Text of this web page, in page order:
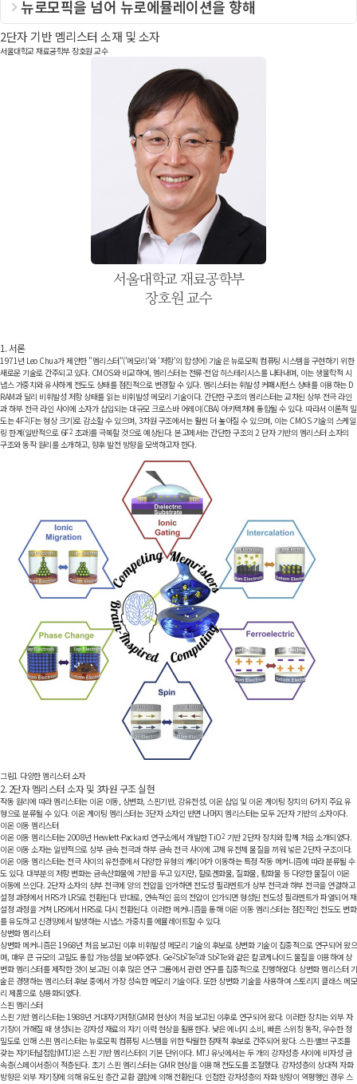
뉴로모픽을 넘어 뉴로에뮬레이션을 향해
2단자 기반 멤리스터 소재 및 소자
서울대학교 재료공학부 장호원 교수
서울대학교 재료공학부
장호원 교수
1. 서론
1971년 Leo Chua가 제안한 "멤리스터"('메모리'와 '저항'의 합성어) 기술은 뉴로모픽 컴퓨팅 시스템을 구현하기 위한
새로운 기술로 간주되고 있다. CMOS와 비교하여, 멤리스터는 전류-전압 히스테리시스를 나타내며, 이는 생물학적 시
냅스 가중치와 유사하게 전도도 상태를 점진적으로 변경할 수 있다. 멤리스터는 휘발성 커패시턴스 상태를 이용하는 D
RAM과 달리 비휘발성 저항 상태를 읽는 비휘발성 메모리 기술이다. 간단한 구조의 멤리스터는 교차된 상부 전극 라인
과 하부 전극 라인 사이에 소자가 삽입되는 대규모 크로스바 어레이(CBA) 아키텍처에 통합될 수 있다. 따라서 이론적 밀
도는 4F2(F는 형상 크기)로 감소할 수 있으며, 3차원 구조에서는 훨씬 더 높아질 수 있으며, 이는 CMOS 기술의 스케일
링 한계(일반적으로 6F2초과)를 극복할 것으로 예상된다. 본고에서는 간단한 구조의 2 단자 기반의 멤리스터 소자의
구조와 동작 원리를 소개하고, 향후 발전 방향을 모색하고자 한다.
그림1 다양한 멤리스터 소자
2. 2단자 멤리스터 소자 및 3차원 구조 실현
작동 원리에 따라 멤리스터는 이온 이동, 상변화, 스핀기반, 강유전성, 이온 삽입 및 이온 게이팅 장치의 6가지 주요 유
형으로 분류될 수 있다. 이온 게이팅 멤리스터는 3단자 소자인 반면 나머지 멤리스터는 모두 2단자 기반의 소자이다.
이온 이동 멤리스터
이온 이동 멤리스터는 2008년 Hewlett-Packard 연구소에서 개발한 TiO2기반 2단자 장치와 함께 처음 소개되었다.
이온 이동 소자는 일반적으로 상부 금속 전극과 하부 금속 전극 사이에 고체 유전체 물질을 끼워 넣은 2단자 구조이다.
이온 이동 멤리스터는 전극 사이의 유전층에서 다양한 유형의 캐리어가 이동하는 특정 작동 메커니즘에 따라 분류될 수
도 있다. 대부분의 저항 변화는 금속산화물에 기반을 두고 있지만, 할로겐화물, 질화물, 황화물 등 다양한 물질이 이온
이동에 쓰인다. 2단자 소자의 상부 전극에 양의 전압을 인가하면 전도성 필라멘트가 상부 전극과 하부 전극을 연결하고
설정 과정에서 HRS가 LRS로 전환된다. 반대로, 연속적인 음의 전압이 인가되면 형성된 전도성 필라멘트가 파열되어 재
설정 과정을 거쳐 LRS에서 HRS로 다시 전환된다. 이러한 메커니즘을 통해 이온 이동 멤리스터는 점진적인 전도도 변화
를 유도하고 신경망에서 발생하는 시냅스 가중치를 에뮬레이트할 수 있다.
상변화 멤리스터
상변화 메커니즘은 1968년 처음 보고된 이후 비휘발성 메모리 기술의 후보로 상변화 기술이 집중적으로 연구되어 왔으
며, 매우 큰 규모의 고밀도 통합 가능성을 보여주었다. Ge2Sb2Te5과 Sb2Te와 같은 칼코게나이드 물질을 이용하여 상
변화 멤리스터를 제작한 것이 보고된 이후 많은 연구 그룹에서 관련 연구를 집중적으로 진행하였다. 상변화 멤리스터 기
술은 경쟁하는 멤리스터 후보 중에서 가장 성숙한 메모리 기술이다. 또한 상변화 기술을 사용하여 스토리지 클래스 메모
리 제품으로 상용화되었다.
스핀 멤리스터
스핀 기반 멤리스터는 1988년 거대자기저항(GMR) 현상이 처음 보고된 이후로 연구되어 왔다. 이러한 장치는 외부 자
기장이 가해질 때 생성되는 강자성 재료의 자기 이력 현상을 활용한다. 낮은 에너지 소비, 빠른 스위칭 동작, 우수한 정
밀도로 인해 스핀 멤리스터는 뉴로모픽 컴퓨팅 시스템을 위한 탁월한 잠재적 후보로 간주되어 왔다. 스핀-밸브 구조를
갖는 자기터널접합(MTJ)은 스핀 기반 멤리스터의 기본 단위이다. MTJ 유닛에서는 두 개의 강자성층 사이에 비자성 금
속층(스페이서층)이 적층된다. 초기 스핀 멤리스터는 GMR 현상을 이용해 전도도를 조절했다. 강자성층의 상대적 자화
방향은 외부 자기장에 의해 유도된 층간 교환 결합에 의해 전환된다. 인접한 강자성층의 자화 방향이 역평행인 경우 스